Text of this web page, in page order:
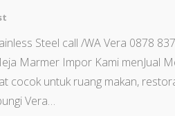
Steel call /WA Vera 0878
Marmer Impor Kami menJual
cocok untuk ruang makan,
Vera…